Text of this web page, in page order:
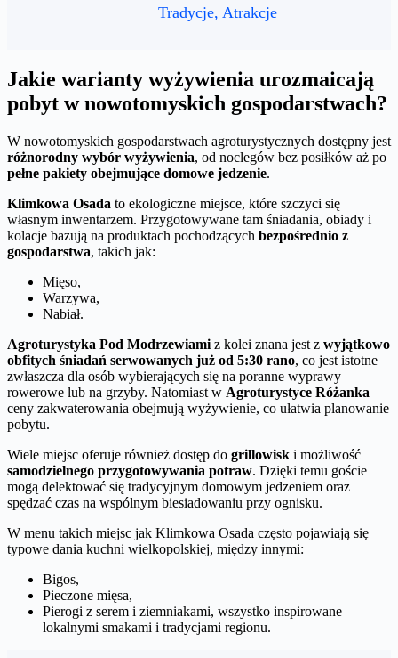
Tradycje, Atrakcje
Jakie warianty wyżywienia urozmaicają
pobyt w nowotomyskich gospodarstwach?
W nowotomyskich gospodarstwach agroturystycznych dostępny jest
różnorodny wybór wyżywienia, od noclegów bez posiłków aż po
pełne pakiety obejmujące domowe jedzenie.
Klimkowa Osada to ekologiczne miejsce, które szczyci się
własnym inwentarzem. Przygotowywane tam śniadania, obiady i
kolacje bazują na produktach pochodzących bezpośrednio z
gospodarstwa, takich jak:
Mięso,
Warzywa,
Nabiał.
Agroturystyka Pod Modrzewiami z kolei znana jest z wyjątkowo
obfitych śniadań serwowanych już od 5:30 rano, co jest istotne
zwłaszcza dla osób wybierających się na poranne wyprawy
rowerowe lub na grzyby. Natomiast w Agroturystyce Różanka
ceny zakwaterowania obejmują wyżywienie, co ułatwia planowanie
pobytu.
Wiele miejsc oferuje również dostęp do grillowisk i możliwość
samodzielnego przygotowywania potraw. Dzięki temu goście
mogą delektować się tradycyjnym domowym jedzeniem oraz
spędzać czas na wspólnym biesiadowaniu przy ognisku.
W menu takich miejsc jak Klimkowa Osada często pojawiają się
typowe dania kuchni wielkopolskiej, między innymi:
Bigos,
Pieczone mięsa,
Pierogi z serem i ziemniakami, wszystko inspirowane
lokalnymi smakami i tradycjami regionu.